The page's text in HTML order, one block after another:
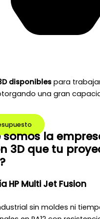
disponibles para
una gran
somos la
3D que tu
HP Multi Jet Fusion
sin moldes ni